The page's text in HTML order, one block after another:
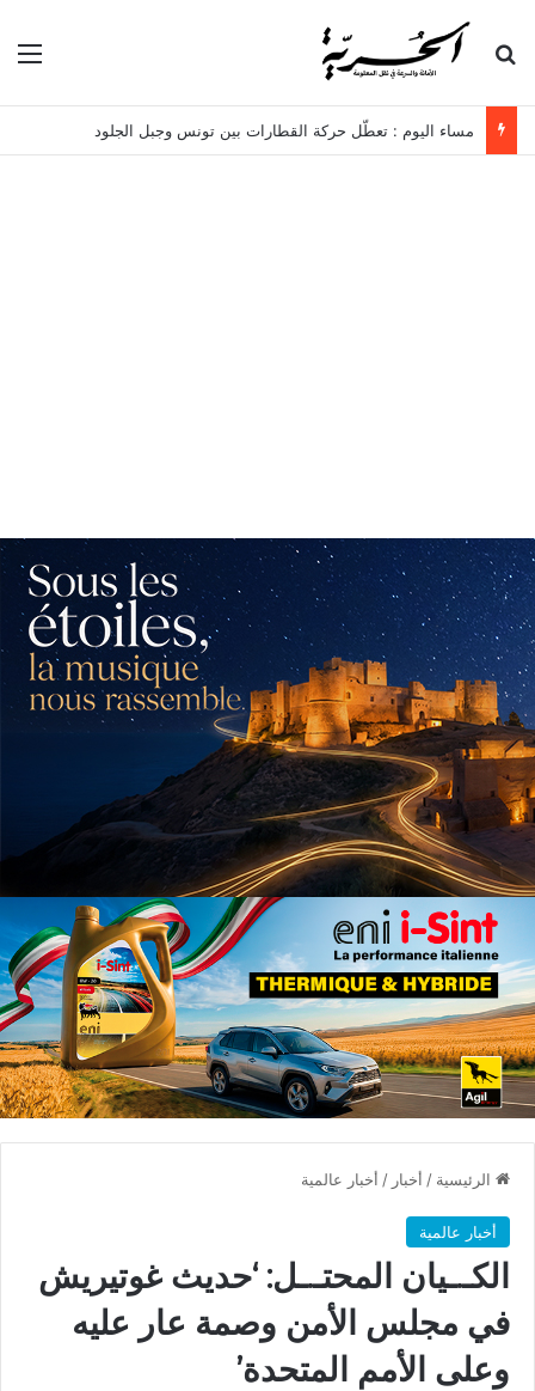
بحث عن
مساء اليوم : تعطّل حركة القطارات بين تونس وجبل الجلود
الرئيسية / أخبار / أخبار عالمية
أخبار عالمية
الكـ.ـيان المحتـ.ـل: ‘حديث غوتيريش
في مجلس الأمن وصمة عار عليه
وعلى الأمم المتحدة’